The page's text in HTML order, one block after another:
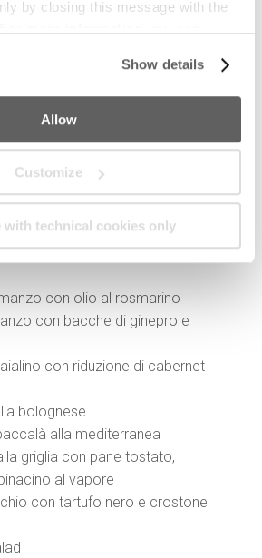
by closing this message with the
Show details
Allow
Customize
with technical cookies only
carbonara con tartufo nero
ragù bianco di cortile
nero di seppia con gamberi e
gragnano con cozze, vongole
pachino
scoglio
pomodoro fresco e
con olio al rosmarino
con bacche di ginepro e
con riduzione di cabernet
bolognese
alla mediterranea
griglia con pane tostato,
al vapore
con tartufo nero e crostone